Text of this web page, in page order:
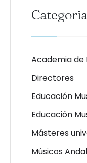
Academia de
Directores
Educación
Educación
Másteres
Músicos